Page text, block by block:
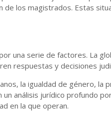
los magistrados. Estas
una serie de factores. La
respuestas y decisiones
la igualdad de género, la
análisis jurídico profundo
en la que operan.